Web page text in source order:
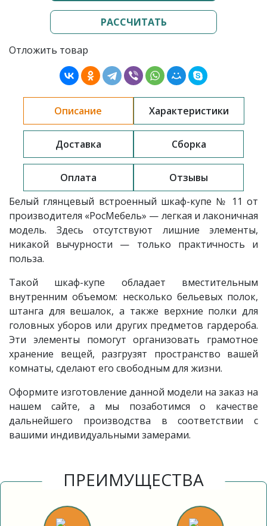
РАССЧИТАТЬ
Отложить товар
Описание Характеристики
Доставка Сборка
Оплата
Отзывы
Белый глянцевый встроенный шкаф-купе № 11 от
производителя «РосМебель» — легкая и лаконичная
модель. Здесь отсутствуют лишние элементы,
никакой вычурности — только практичность и
польза.
Такой шкаф-купе обладает вместительным
внутренним объемом: несколько бельевых полок,
штанга для вешалок, а также верхние полки для
головных уборов или других предметов гардероба.
Эти элементы помогут организовать грамотное
хранение вещей, разгрузят пространство вашей
комнаты, сделают его свободным для жизни.
Оформите изготовление данной модели на заказ на
нашем сайте, а мы позаботимся о качестве
дальнейшего производства в соответствии с
вашими индивидуальными замерами.
ПРЕИМУЩЕСТВА